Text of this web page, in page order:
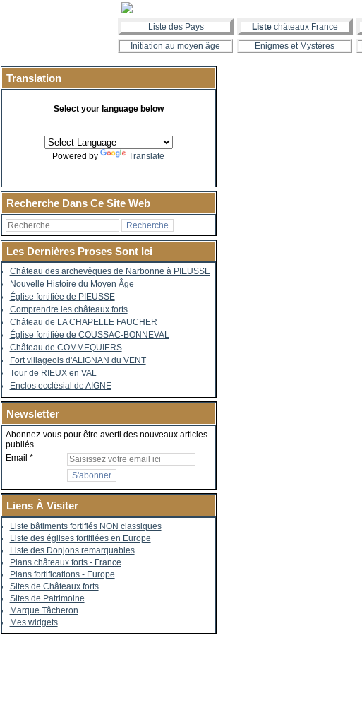
Liste des Pays Liste châteaux France
Initiation au moyen âge
Enigmes et Mystères
Translation
Select your language below
Powered by Translate
Recherche Dans Ce Site Web
Les Dernières Proses Sont Ici
Château des archevêques de Narbonne à PIEUSSE
Nouvelle Histoire du Moyen Âge
Église fortifiée de PIEUSSE
Comprendre les châteaux forts
Château de LA CHAPELLE FAUCHER
Église fortifiée de COUSSAC-BONNEVAL
Château de COMMEQUIERS
Fort villageois d'ALIGNAN du VENT
Tour de RIEUX en VAL
Enclos ecclésial de AIGNE
Newsletter
Abonnez-vous pour être averti des nouveaux articles
publiés.
Email
Liens À Visiter
Liste bâtiments fortifiés NON classiques
Liste des églises fortifiées en Europe
Liste des Donjons remarquables
Plans châteaux forts - France
Plans fortifications - Europe
Sites de Châteaux forts
Sites de Patrimoine
Marque Tâcheron
Mes widgets